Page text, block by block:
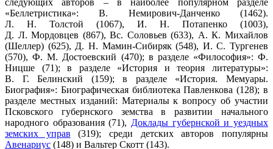
следующих авторов – в наиболее популярном разделе
«Беллетристика»: В. Немирович-Данченко (1462).
Л. Н. Толстой (1067), И. Н. Потапенко (1003),
Д. Л. Мордовцев (867), Вс. Соловьев (633), А. К. Михайлов
(Шеллер) (625), Д. Н. Мамин-Сибиряк (548), И. С. Тургенев
(570), Ф. М. Достоевский (470); в разделе «Философия»: Ф.
Ницше (71); в разделе «История и теория литературы»:
В. Г. Белинский (159); в разделе «История. Мемуары.
Биография»: Биографическая библиотека Павленкова (128); в
разделе местных изданий: Материалы к вопросу об участии
Псковского губернского земства в развитии начального
народного образования (71), Доклады губернской и уездных
земских управ (319); среди детских авторов популярны
Авенариус (148) и Вальтер Скотт (143).